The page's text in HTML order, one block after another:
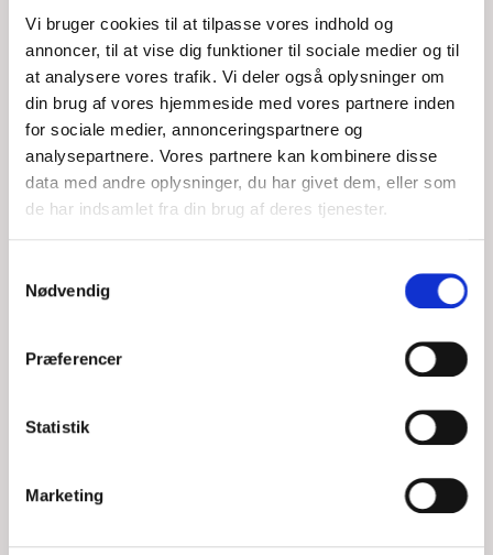
Vi bruger cookies til at tilpasse vores indhold og
annoncer, til at vise dig funktioner til sociale medier og til
at analysere vores trafik. Vi deler også oplysninger om
din brug af vores hjemmeside med vores partnere inden
for sociale medier, annonceringspartnere og
analysepartnere. Vores partnere kan kombinere disse
data med andre oplysninger, du har givet dem, eller som
de har indsamlet fra din brug af deres tjenester.
Nødvendig
Præferencer
Statistik
Marketing
28 FODS MOTORBÅD STRANDET PÅ
Ejer af 28 fods motorbåd anmoder DSRS Vordingborg om